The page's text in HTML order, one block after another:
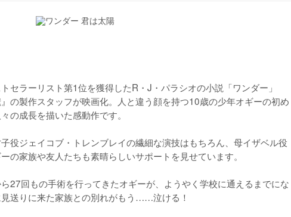
セラーリスト第1位を獲得したR・J・パラシオの小説「ワンダー」
の製作スタッフが映画化。人と違う顔を持つ10歳の少年オギーの初め
の成長を描いた感動作です。
役ジェイコブ・トレンブレイの繊細な演技はもちろん、母イザベル役
の家族や友人たちも素晴らしいサポートを見せています。
27回もの手術を行ってきたオギーが、ようやく学校に通えるまでにな
送りに来た家族との別れがもう……泣ける！